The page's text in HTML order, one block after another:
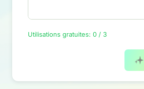
Utilisations gratuites: 0 / 3